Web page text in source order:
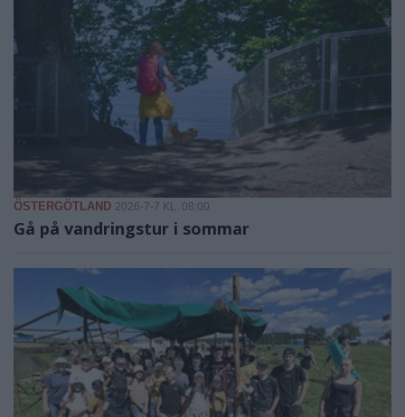
ÖSTERGÖTLAND 2026-7-7 KL. 08:00
Gå på vandringstur i sommar